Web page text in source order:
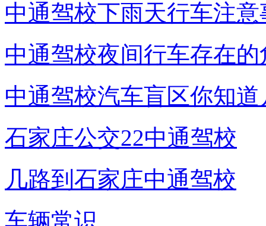
中通驾校下雨天行车注意
中通驾校夜间行车存在的
中通驾校汽车盲区你知道
石家庄公交22中通驾校
几路到石家庄中通驾校